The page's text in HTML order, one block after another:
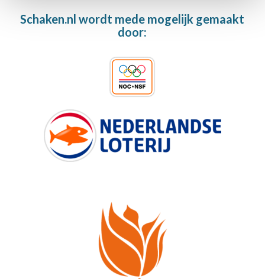
Schaken.nl wordt mede mogelijk gemaakt
door: